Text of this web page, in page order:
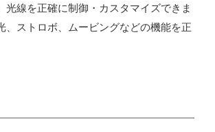
線を正確に制御・カスタマイズできま
ストロボ、ムービングなどの機能を正